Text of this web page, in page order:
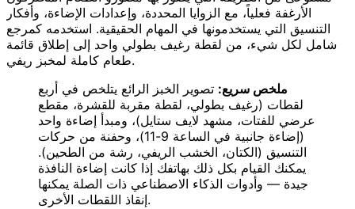
الأرغفة فعلياً، مع الزوايا المحددة، وإعدادات الإضاءة، وأفكار
التنسيق التي يستخدمونها في المهام الحقيقية. استخدمه كمرجع
شامل لكل شيء، من لقطة رغيف بطولي واحد إلى إطلاق قائمة
طعام كاملة لمخبز ريفي.
ملخص سريع: تصوير الخبز الرائع يتلخص في أربع
لقطات (رغيف بطولي، لقطة مقربة للقشرة، مقطع
عرضي للفتات، مشهد لايف ستايل)، ومبدأ إضاءة واحد
(إضاءة جانبية في الساعة 9-11)، وحفنة من حركات
التنسيق (الكتان، الخشب الريفي، رشة من الطحين).
يمكنك القيام بكل ذلك بهاتفك إذا كانت إضاءة النافذة
جيدة — وأدوات الذكاء الاصطناعي ذات الصلة يمكنها
إنقاذ اللقطات الأخرى.